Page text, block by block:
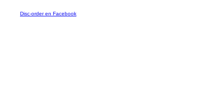
Disc-order en Facebook